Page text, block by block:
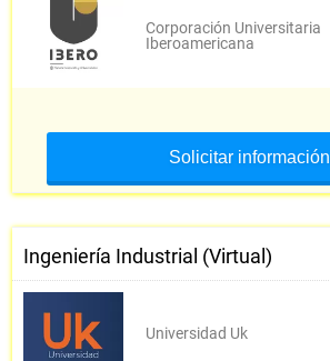
Gestión del Talento Humano I
Contabilidad General
Electiva Complementaria II
Corporación Universitaria
Iberoamericana
Solicitar información
Ingeniería Industrial (Virtual)
Universidad Uk